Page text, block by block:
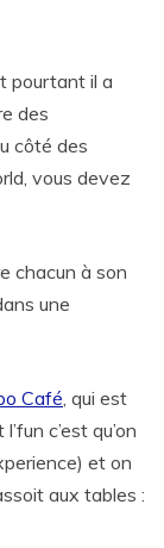
pourtant il a
des
côté des
vous devez
chacun à son
une
Café , qui est
c’est qu’on
et on
aux tables :